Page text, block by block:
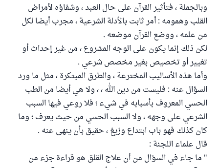
وبالجملة ، فتأثير القرآن على حال العبد ، وشفاؤه لأمراض
القلب وهمومه : أمر ثابت بالأدلة الشرعية ، مجرب أيضا لكل
من علمه ، ووضع القرآن موضعه .
لكن ذلك إنما يكون على الوجه المشروع ، من غير إحداث أو
تغيير أو تخصيص بغير مخصص شرعي .
وأما هذه الأساليب المخترعة ، والطرق المبتكرة ، مثل ما ورد
السؤال عنه : فليست من دين الله ، ، ولا هي أيضا من الطب
الحسي المعروف بأسبابه في شيء ؛ فلا روعي فيها السبب
الشرعي على وجهه ، ولا السبب الحسي من حيث يعرف ؛ وما
كان كذلك فهو باب ابتداع وزيغ ، حقيق بأن ينهى عنه .
قال علماء اللجنة :
" ما جاء في السؤال من أن علاج القلق هو قراءة جزء من